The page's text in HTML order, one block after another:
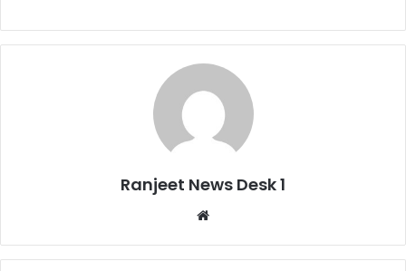
Ranjeet News Desk 1
te